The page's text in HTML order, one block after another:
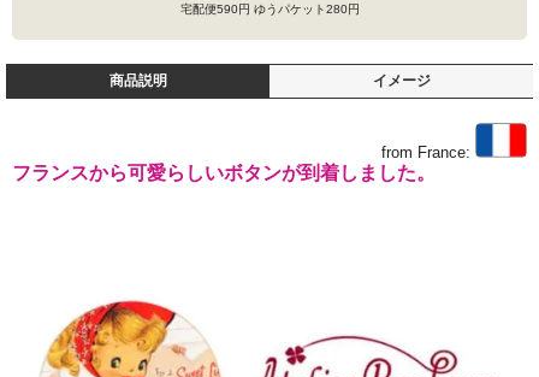
宅配便590円 ゆうパケット280円
商品説明 イメージ
from France:
フランスから可愛らしいボタンが到着しました。